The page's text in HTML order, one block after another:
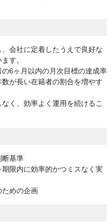
会社に定着したうえで良好な
す。
6ヶ月以内の月次目標の達成率
が長い在籍者の割合を増やす
く、効率よく運用を続けるこ
断基準
限内に効率的かつミスなく実
ための企画